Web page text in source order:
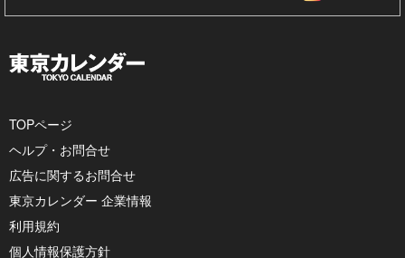
TOPページ
ヘルプ・お問合せ
広告に関するお問合せ
東京カレンダー 企業情報
利用規約
個人情報保護方針